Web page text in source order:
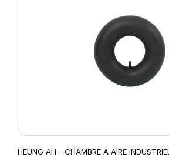
HEUNG AH - CHAMBRE A AIRE INDUSTRIEL